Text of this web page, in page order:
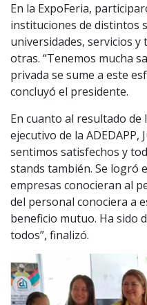
En la ExpoFeria,
instituciones de distintos
universidades, servicios
otras. “Tenemos mucha
privada se sume a este
concluyó el presidente.
En cuanto al resultado
ejecutivo de la ADEDAPP,
sentimos satisfechos y
stands también. Se logró
empresas conocieran al
del personal conociera a
beneficio mutuo. Ha sido
todos”, finalizó.